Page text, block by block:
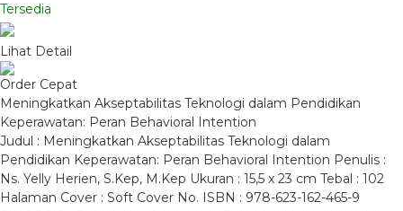
Tersedia
Lihat Detail
Order Cepat
Meningkatkan Akseptabilitas Teknologi dalam Pendidikan
Keperawatan: Peran Behavioral Intention
Judul : Meningkatkan Akseptabilitas Teknologi dalam
Pendidikan Keperawatan: Peran Behavioral Intention Penulis :
Ns. Yelly Herien, S.Kep, M.Kep Ukuran : 15,5 x 23 cm Tebal : 102
Halaman Cover : Soft Cover No. ISBN : 978-623-162-465-9